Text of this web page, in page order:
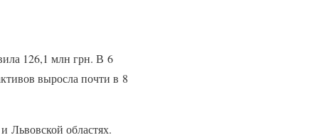
126,1 млн грн. В 6
выросла почти в 8
областях.